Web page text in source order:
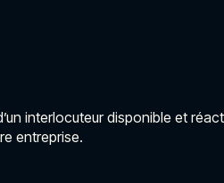
interlocuteur disponible et
entreprise.